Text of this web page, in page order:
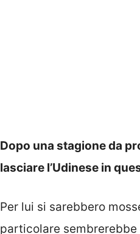
Dopo una stagione da
lasciare l’Udinese in
Per lui si sarebbero
particolare sembrerebbe